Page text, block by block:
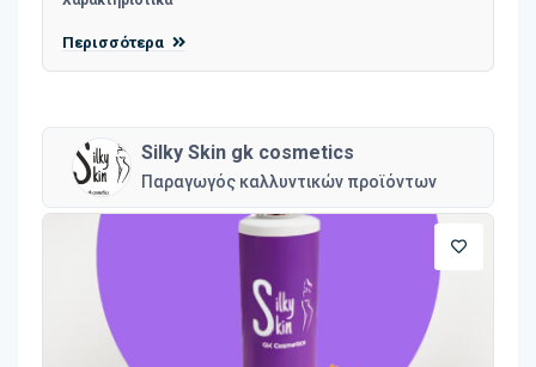
Περισσότερα
Silky Skin gk cosmetics
Παραγωγός καλλυντικών προϊόντων